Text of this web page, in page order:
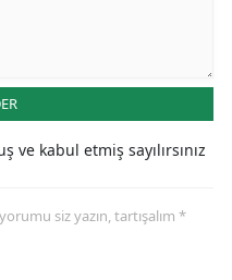
ve kabul etmiş sayılırsınız
siz yazın, tartışalım *